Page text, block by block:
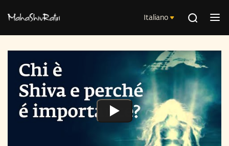
Italiano